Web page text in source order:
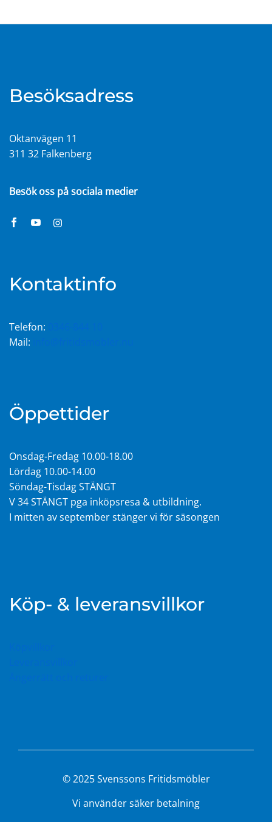
Besöksadress
Oktanvägen 11
311 32 Falkenberg
Besök oss på sociala medier
Kontaktinfo
Telefon:
Mail:
Öppettider
Onsdag-Fredag 10.00-18.00
Lördag 10.00-14.00
Söndag-Tisdag STÄNGT
V 34 STÄNGT pga inköpsresa & utbildning.
I mitten av september stänger vi för säsongen
Köp- & leveransvillkor
© 2025 Svenssons Fritidsmöbler
Vi använder säker betalning